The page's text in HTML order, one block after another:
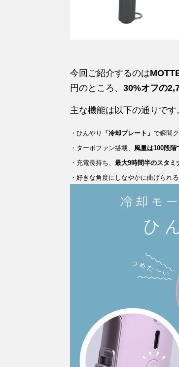
今回ご紹介するのは
円のところ、 30%オフの
主な機能は以下の通りです
・ひんやり 「冷却プレート」 で瞬間
・ターボファン搭載、 風量は100段階
・充電長持ち、 最大9時間半のスタミ
・好きな角度にしなやかに曲げられ